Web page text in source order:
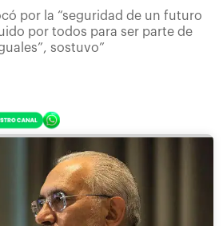
por la “seguridad de un futuro
por todos para ser parte de
sostuvo”